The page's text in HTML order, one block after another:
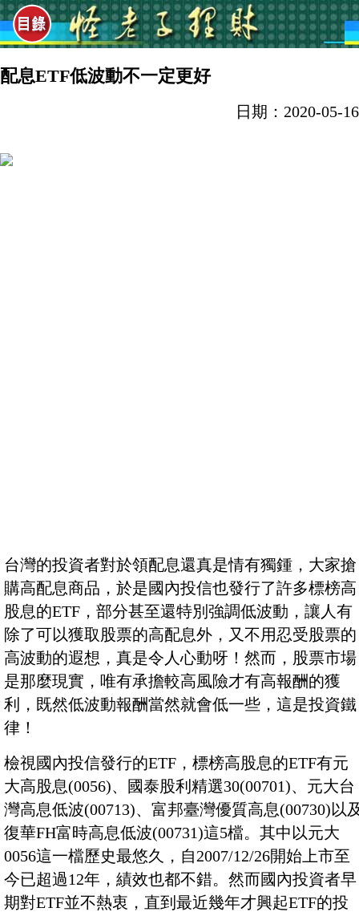
配息ETF低波動不一定更好
日期：2020-05-16
台灣的投資者對於領配息還真是情有獨鍾，大家搶
購高配息商品，於是國內投信也發行了許多標榜高
股息的ETF，部分甚至還特別強調低波動，讓人有
除了可以獲取股票的高配息外，又不用忍受股票的
高波動的遐想，真是令人心動呀！然而，股票市場
是那麼現實，唯有承擔較高風險才有高報酬的獲
利，既然低波動報酬當然就會低一些，這是投資鐵
律！
檢視國內投信發行的ETF，標榜高股息的ETF有元
大高股息(0056)、國泰股利精選30(00701)、元大台
灣高息低波(00713)、富邦臺灣優質高息(00730)以
復華FH富時高息低波(00731)這5檔。其中以元大
0056這一檔歷史最悠久，自2007/12/26開始上市至
今已超過12年，績效也都不錯。然而國內投資者早
期對ETF並不熱衷，直到最近幾年才興起ETF的投